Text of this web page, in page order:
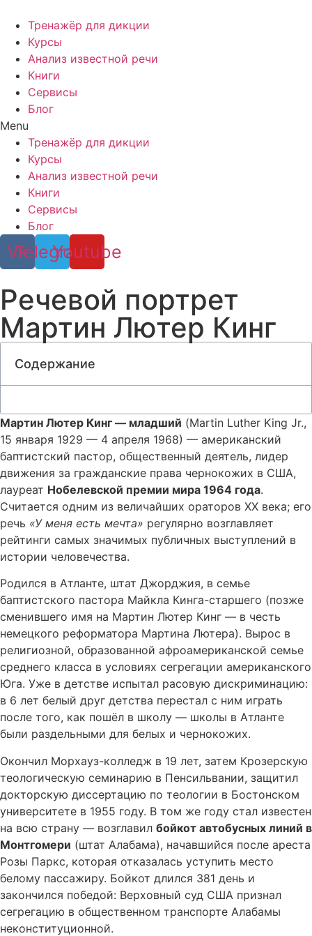
содержимому
Тренажёр для дикции
Курсы
Анализ известной речи
Книги
Сервисы
Блог
Menu
Тренажёр для дикции
Курсы
Анализ известной речи
Книги
Сервисы
Блог
Vk
Telegram
Youtube
Речевой портрет
Мартин Лютер Кинг
Содержание
Мартин Лютер Кинг — младший (Martin Luther King Jr.,
15 января 1929 — 4 апреля 1968) — американский
баптистский пастор, общественный деятель, лидер
движения за гражданские права чернокожих в США,
лауреат Нобелевской премии мира 1964 года.
Считается одним из величайших ораторов XX века; его
речь «У меня есть мечта» регулярно возглавляет
рейтинги самых значимых публичных выступлений в
истории человечества.
Родился в Атланте, штат Джорджия, в семье
баптистского пастора Майкла Кинга-старшего (позже
сменившего имя на Мартин Лютер Кинг — в честь
немецкого реформатора Мартина Лютера). Вырос в
религиозной, образованной афроамериканской семье
среднего класса в условиях сегрегации американского
Юга. Уже в детстве испытал расовую дискриминацию:
в 6 лет белый друг детства перестал с ним играть
после того, как пошёл в школу — школы в Атланте
были раздельными для белых и чернокожих.
Окончил Морхауз-колледж в 19 лет, затем Крозерскую
теологическую семинарию в Пенсильвании, защитил
докторскую диссертацию по теологии в Бостонском
университете в 1955 году. В том же году стал известен
на всю страну — возглавил бойкот автобусных линий в
Монтгомери (штат Алабама), начавшийся после ареста
Розы Паркс, которая отказалась уступить место
белому пассажиру. Бойкот длился 381 день и
закончился победой: Верховный суд США признал
сегрегацию в общественном транспорте Алабамы
неконституционной.